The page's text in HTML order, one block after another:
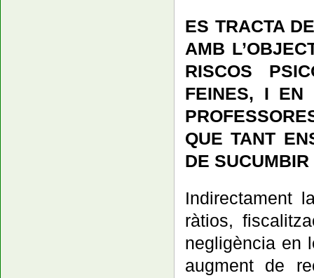
ES TRACTA
AMB
RISCOS
FEINES, I EN
QUE TANT
DE SUCUMBIR
Indirectament
ràtios,
negligència en
augment de